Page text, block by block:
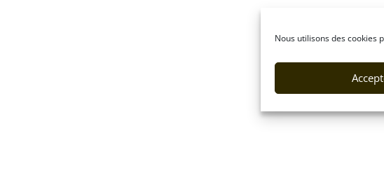
Nous utilisons des cookies